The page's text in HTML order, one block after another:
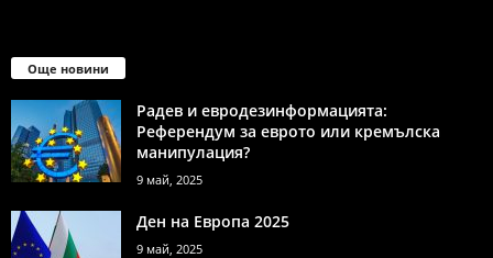
Още новини
Радев и евродезинформацията:
Референдум за еврото или кремълска
манипулация?
9 май, 2025
Ден на Европа 2025
9 май, 2025